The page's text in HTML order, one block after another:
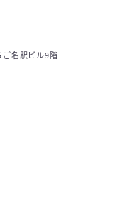
名駅ビル9階